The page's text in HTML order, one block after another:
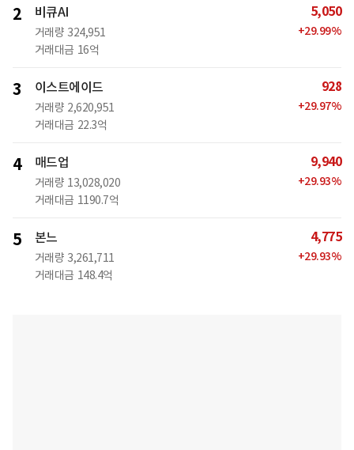
2 비큐AI
거래량 324,951
거래대금 16억
5,050
+29.99%
3 이스트에이드
거래량 2,620,951
거래대금 22.3억
928
+29.97%
4 매드업
거래량 13,028,020
거래대금 1190.7억
9,940
+29.93%
5 본느
거래량 3,261,711
거래대금 148.4억
4,775
+29.93%